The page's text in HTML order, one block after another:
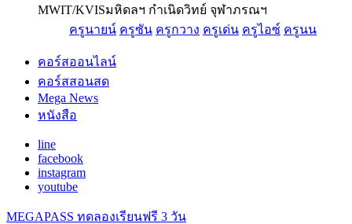
MWIT/KVISมหิดลฯ กำเนิดวิทย์ จุฬาภรณฯ
ครูนายน์ ครูซัน ครูกวาง ครูเด่น ครูไอซ์ ครูนน
คอร์สออนไลน์
คอร์สสอนสด
Mega News
หนังสือ
line
facebook
instagram
youtube
MEGAPASS ทดลองเรียนฟรี 3 วัน